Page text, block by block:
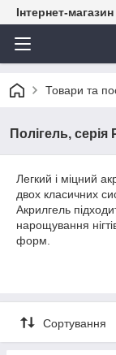
Інтернет-
Товари та
Полігель, серія
Легкий і міцний
двох класичних
Акрилгель
нарощування
форм.
твердне на
акрил.
зовнішній вигляд.
Сортування